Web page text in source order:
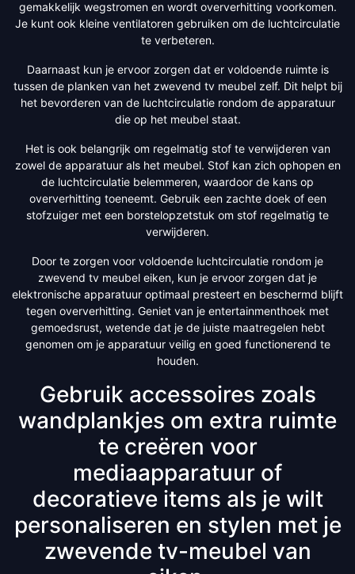
gemakkelijk wegstromen en wordt oververhitting voorkomen.
Je kunt ook kleine ventilatoren gebruiken om de luchtcirculatie
te verbeteren.
Daarnaast kun je ervoor zorgen dat er voldoende ruimte is
tussen de planken van het zwevend tv meubel zelf. Dit helpt bij
het bevorderen van de luchtcirculatie rondom de apparatuur
die op het meubel staat.
Het is ook belangrijk om regelmatig stof te verwijderen van
zowel de apparatuur als het meubel. Stof kan zich ophopen en
de luchtcirculatie belemmeren, waardoor de kans op
oververhitting toeneemt. Gebruik een zachte doek of een
stofzuiger met een borstelopzetstuk om stof regelmatig te
verwijderen.
Door te zorgen voor voldoende luchtcirculatie rondom je
zwevend tv meubel eiken, kun je ervoor zorgen dat je
elektronische apparatuur optimaal presteert en beschermd blijft
tegen oververhitting. Geniet van je entertainmenthoek met
gemoedsrust, wetende dat je de juiste maatregelen hebt
genomen om je apparatuur veilig en goed functionerend te
houden.
Gebruik accessoires zoals
wandplankjes om extra ruimte
te creëren voor
mediaapparatuur of
decoratieve items als je wilt
personaliseren en stylen met je
zwevende tv-meubel van